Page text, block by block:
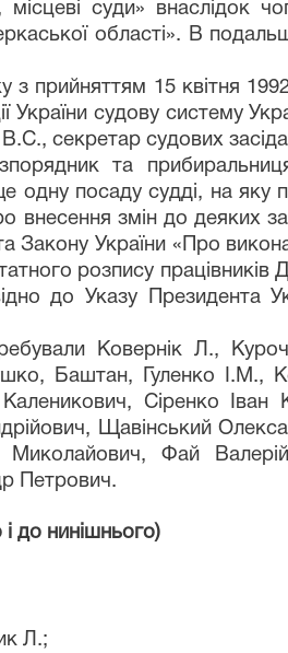
суди» внаслідок
області». В
з прийняттям 15 квітня
України судову систему
секретар судових
та
одну посаду судді, на
внесення змін до деяких
Закону України «Про
розпису працівників
до Указу Президента
Ковернік Л.,
Баштан, Гуленко І.М.,
Сіренко Іван
Щавінський
Фай
Петрович.
і до нинішнього)
Л.;